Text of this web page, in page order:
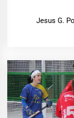
Jesus G.